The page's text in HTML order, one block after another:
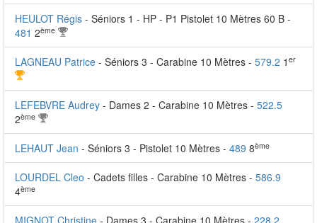
HEULOT Régis - Séniors 1 - HP - P1 Pistolet 10 Mètres 60 B -
481 2ème
LAGNEAU Patrice - Séniors 3 - Carabine 10 Mètres - 579.2 1 er
LEFEBVRE Audrey - Dames 2 - Carabine 10 Mètres - 522.5
2ème
LEHAUT Jean - Séniors 3 - Pistolet 10 Mètres - 489 8ème
LOURDEL Cleo - Cadets filles - Carabine 10 Mètres - 586.9
4ème
MIGNOT Christine - Dames 3 - Carabine 10 Mètres - 228.2